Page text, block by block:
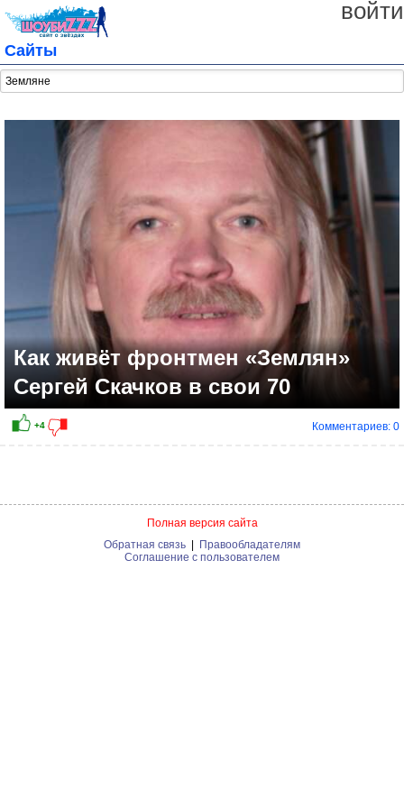
войти
Сайты
Как живёт фронтмен «Землян»
Сергей Скачков в свои 70
Комментариев: 0
Полная версия сайта
Обратная связь
Правообладателям
Соглашение с пользователем